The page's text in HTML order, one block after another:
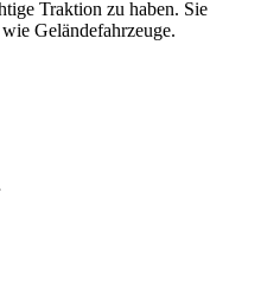
Traktion zu haben. Sie
Geländefahrzeuge.